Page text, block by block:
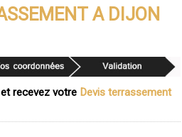
A DIJON
recevez votre Devis terrassement